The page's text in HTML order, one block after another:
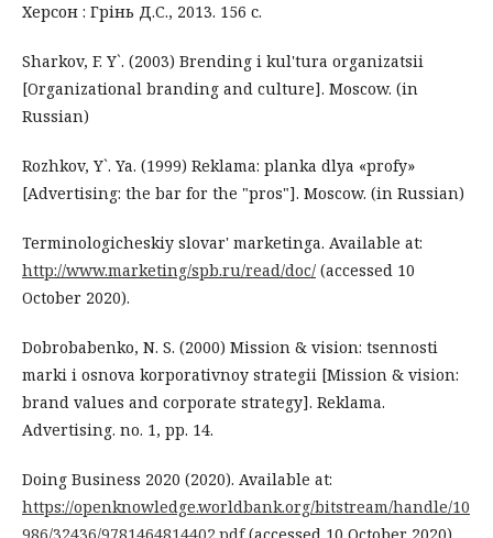
Херсон : Грінь Д.С., 2013. 156 с.
Sharkov, F. Y`. (2003) Brending i kul'tura organizatsii
[Organizational branding and culture]. Moscow. (in
Russian)
Rozhkov, Y`. Ya. (1999) Reklama: planka dlya «profy»
[Advertising: the bar for the "pros"]. Moscow. (in Russian)
Terminologicheskiy slovar' marketinga. Available at:
http://www.marketing/spb.ru/read/doc/ (accessed 10
October 2020).
Dobrobabenko, N. S. (2000) Mission & vision: tsennosti
marki i osnova korporativnoy strategii [Mission & vision:
brand values and corporate strategy]. Reklama.
Advertising. no. 1, pp. 14.
Doing Business 2020 (2020). Available at:
https://openknowledge.worldbank.org/bitstream/handle/10